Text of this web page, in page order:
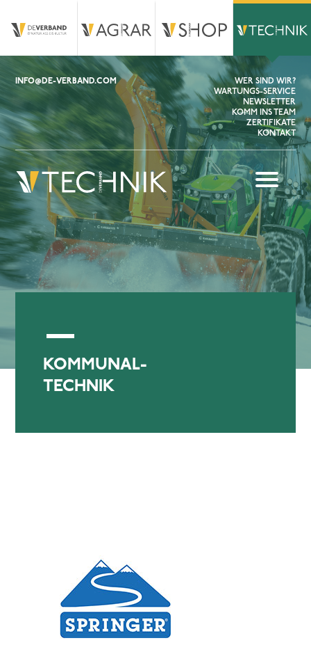
INFO@DE-VERBAND.COM
WER SIND WIR?
WARTUNGS-SERVICE
NEWSLETTER
KOMM INS TEAM
ZERTIFIKATE
KONTAKT
KOMMUNAL-
TECHNIK